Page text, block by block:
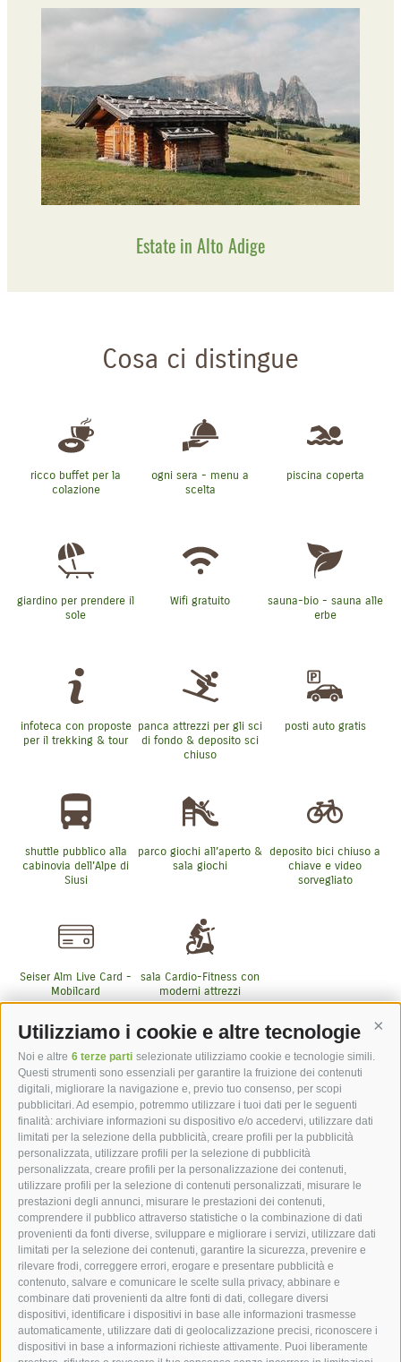
Utilizziamo i cookie e altre tecnologie
Noi e altre 6 terze parti selezionate utilizziamo cookie e tecnologie simili.
Questi strumenti sono essenziali per garantire la fruizione dei contenuti
digitali, migliorare la navigazione e, previo tuo consenso, per scopi
pubblicitari. Ad esempio, potremmo utilizzare i tuoi dati per le seguenti
finalità: archiviare informazioni su dispositivo e/o accedervi, utilizzare dati
limitati per la selezione della pubblicità, creare profili per la pubblicità
personalizzata, utilizzare profili per la selezione di pubblicità
personalizzata, creare profili per la personalizzazione dei contenuti,
utilizzare profili per la selezione di contenuti personalizzati, misurare le
prestazioni degli annunci, misurare le prestazioni dei contenuti,
comprendere il pubblico attraverso statistiche o la combinazione di dati
provenienti da fonti diverse, sviluppare e migliorare i servizi, utilizzare dati
limitati per la selezione dei contenuti, garantire la sicurezza, prevenire e
rilevare frodi, correggere errori, erogare e presentare pubblicità e
contenuto, salvare e comunicare le scelte sulla privacy, abbinare e
combinare dati provenienti da altre fonti di dati, collegare diversi
dispositivi, identificare i dispositivi in base alle informazioni trasmesse
automaticamente, utilizzare dati di geolocalizzazione precisi, riconoscere i
dispositivi in base a informazioni richieste attivamente. Puoi liberamente
Estate in Alto Adige
Cosa ci distingue
ricco buffet per la
colazione
ogni sera - menu a
scelta
piscina coperta
giardino per prendere il
sole
Wifi gratuito
sauna-bio - sauna alle
erbe
infoteca con proposte
per il trekking & tour
panca attrezzi per gli sci
di fondo & deposito sci
chiuso
posti auto gratis
shuttle pubblico alla
cabinovia dell'Alpe di
Siusi
parco giochi all’aperto &
sala giochi
deposito bici chiuso a
chiave e video
sorvegliato
Seiser Alm Live Card -
Mobilcard
sala Cardio-Fitness con
moderni attrezzi
Tecnogym
Altri servizi inclusi
hotel st.anton ***s
hotel st.anton ***s
Helmut Kompatscher
Via S.Antonio 7
39050 Fié allo Sciliar
Alto Adige - Dolomiti - Italia